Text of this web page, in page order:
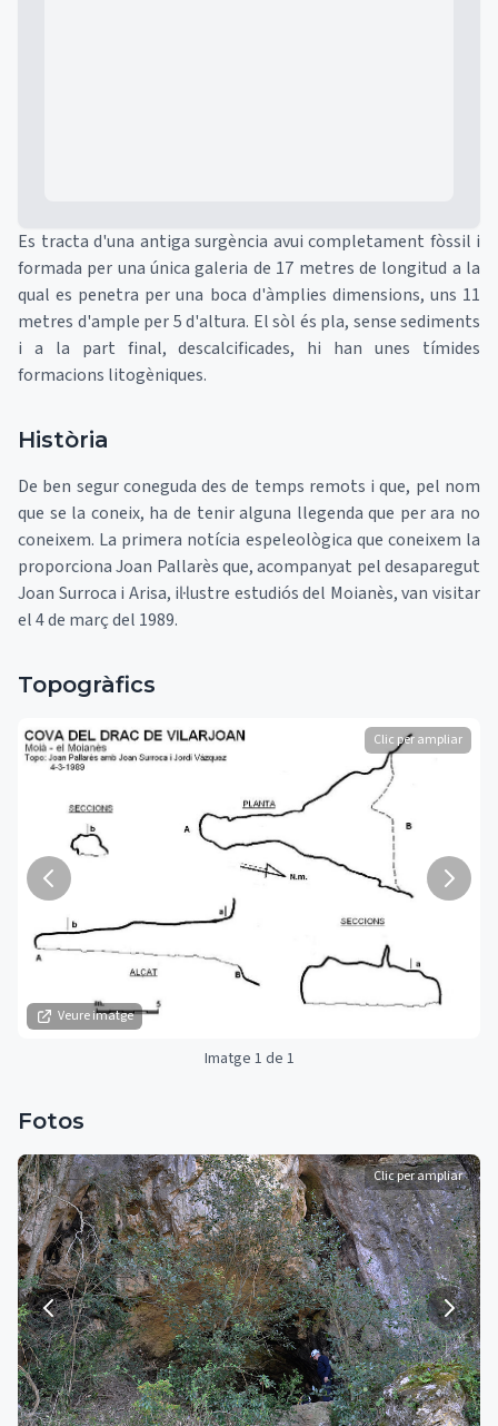
Es tracta d'una antiga surgència avui completament fòssil i
formada per una única galeria de 17 metres de longitud a la
qual es penetra per una boca d'àmplies dimensions, uns 11
metres d'ample per 5 d'altura. El sòl és pla, sense sediments
i a la part final, descalcificades, hi han unes tímides
formacions litogèniques.
Història
De ben segur coneguda des de temps remots i que, pel nom
que se la coneix, ha de tenir alguna llegenda que per ara no
coneixem. La primera notícia espeleològica que coneixem la
proporciona Joan Pallarès que, acompanyat pel desaparegut
Joan Surroca i Arisa, il·lustre estudiós del Moianès, van visitar
el 4 de març del 1989.
Topogràfics
Veure imatge
Clic per ampliar
Imatge 1 de 1
Fotos
Clic per ampliar